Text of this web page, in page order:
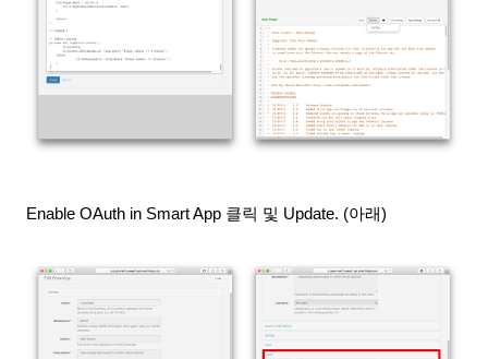
Enable OAuth in Smart App 클릭 및 Update. (아래)